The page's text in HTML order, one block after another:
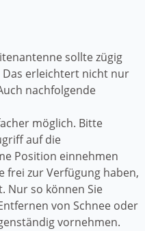
sollte zügig
erleichtert nicht nur
nachfolgende
möglich. Bitte
auf die
Position einnehmen
frei zur Verfügung haben,
Nur so können Sie
von Schnee oder
vornehmen.